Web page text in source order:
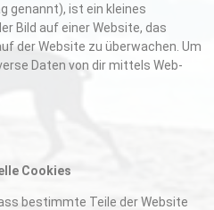
genannt), ist ein kleines
Bild auf einer Website, das
der Website zu überwachen. Um
Daten von dir mittels Web-
Cookies
bestimmte Teile der Website